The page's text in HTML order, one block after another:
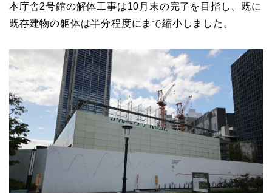
本庁舎2号館の解体工事は10月末の完了を目指し、既に
既存建物の躯体は半分程度にまで縮小しました。